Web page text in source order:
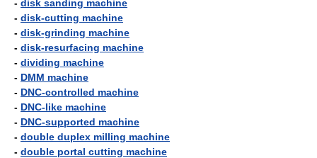
- disk sanding machine
- disk-cutting machine
- disk-grinding machine
- disk-resurfacing machine
- dividing machine
- DMM machine
- DNC-controlled machine
- DNC-like machine
- DNC-supported machine
- double duplex milling machine
- double portal cutting machine